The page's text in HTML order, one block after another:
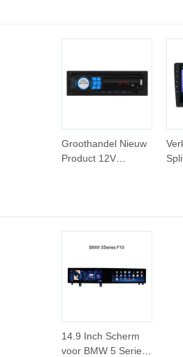
Groothandel Nieuw
Product 12V
14.9 Inch Scherm
voor BMW 5 Serie